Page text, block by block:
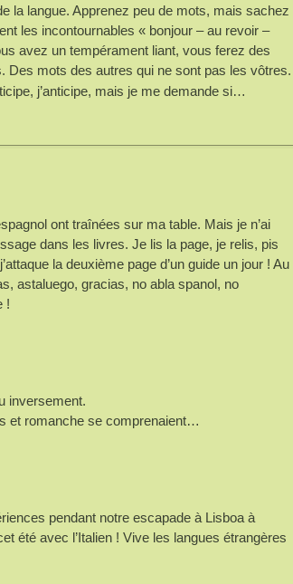
la langue. Apprenez peu de mots, mais sachez
les incontournables « bonjour – au revoir –
avez un tempérament liant, vous ferez des
Des mots des autres qui ne sont pas les vôtres.
j’anticipe, mais je me demande si…
ont traînées sur ma table. Mais je n’ai
dans les livres. Je lis la page, je relis, pis
la deuxième page d’un guide un jour ! Au
astaluego, gracias, no abla spanol, no
!
inversement.
et romanche se comprenaient…
pendant notre escapade à Lisboa à
été avec l’Italien ! Vive les langues étrangères